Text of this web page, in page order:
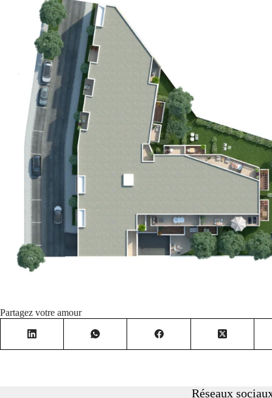
Partagez votre amour
Réseaux